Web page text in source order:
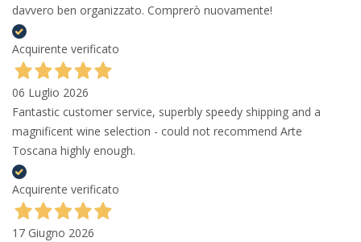
davvero ben organizzato. Comprerò nuovamente!
Acquirente verificato
06 Luglio 2026
Fantastic customer service, superbly speedy shipping and a
magnificent wine selection - could not recommend Arte
Toscana highly enough.
Acquirente verificato
17 Giugno 2026